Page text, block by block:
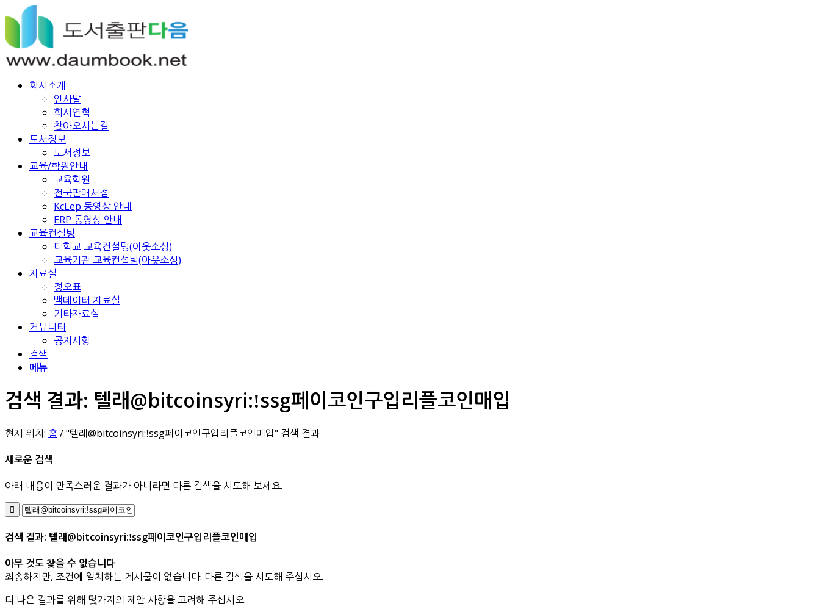
회사소개
인사말
회사연혁
찾아오시는길
도서정보
도서정보
교육/학원안내
교육학원
전국판매서점
KcLep 동영상 안내
ERP 동영상 안내
교육컨설팅
대학교 교육컨설팅(아웃소싱)
교육기관 교육컨설팅(아웃소싱)
자료실
정오표
백데이터 자료실
기타자료실
커뮤니티
공지사항
검색
메뉴
검색 결과: 텔래@bitcoinsyri:ǃssg페이코인구입리플코인매입
현재 위치: 홈/"텔래@bitcoinsyri:ǃssg페이코인구입리플코인매입" 검색 결과
새로운 검색
아래 내용이 만족스러운 결과가 아니라면 다른 검색을 시도해 보세요.
검색 결과: 텔래@bitcoinsyri:ǃssg페이코인구입리플코인매입
아무 것도 찾을 수 없습니다
죄송하지만, 조건에 일치하는 게시물이 없습니다. 다른 검색을 시도해 주십시오.
더 나은 결과를 위해 몇가지의 제안 사항을 고려해 주십시오.